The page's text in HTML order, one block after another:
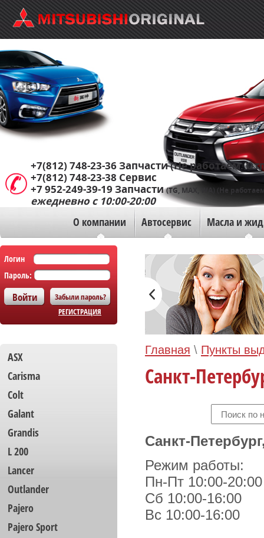
О компании Автосервис Масла и
+7(812) 748-23-36 Запчасти (Не работаем.
+7(812) 748-23-38 Сервис
+7 952-249-39-19 Запчасти(TG, MAX, WA) (Не
ежедневно с 10:00-20:00
Логин
Пароль:
Забыли пароль?
РЕГИСТРАЦИЯ
ASX
Carisma
Colt
Galant
Grandis
L 200
Lancer
Outlander
Pajero
Pajero Sport
Главная \ Пункты
Санкт-
Санкт-
Режим работы:
Пн-Пт 10:00-20:00
Сб 10:00-16:00
Вс 10:00-16:00